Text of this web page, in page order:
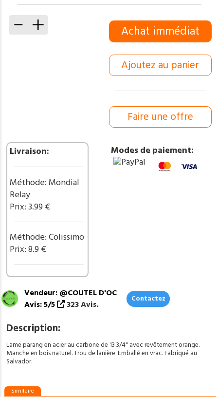
quantité
Achat immédiat
Ajoutez au panier
Faire une offre
Livraison:
Méthode: Mondial
Relay
Prix: 3.99 €
Méthode: Colissimo
Prix: 8.9 €
Modes de paiement:
Vendeur: @COUTEL D'OC
Avis: 5/5
323 Avis.
Contactez
Description:
Lame parang en acier au carbone de 13 3/4" avec revêtement orange.
Manche en bois naturel. Trou de lanière. Emballé en vrac. Fabriqué au
Salvador.
Similaire